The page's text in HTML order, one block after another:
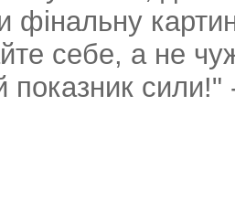
фінальну
себе, а не
сили!"